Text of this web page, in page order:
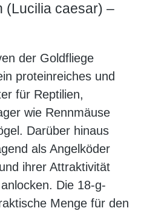
(Lucilia caesar) –
der Goldfliege
proteinreiches und
für Reptilien,
wie Rennmäuse
Darüber hinaus
als Angelköder
ihrer Attraktivität
Die 18-g-
Menge für den